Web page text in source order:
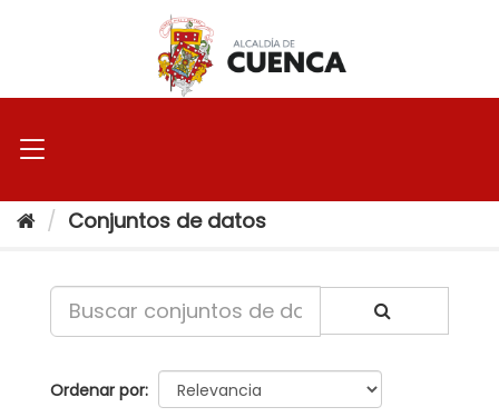
Conjuntos de datos
Ordenar por